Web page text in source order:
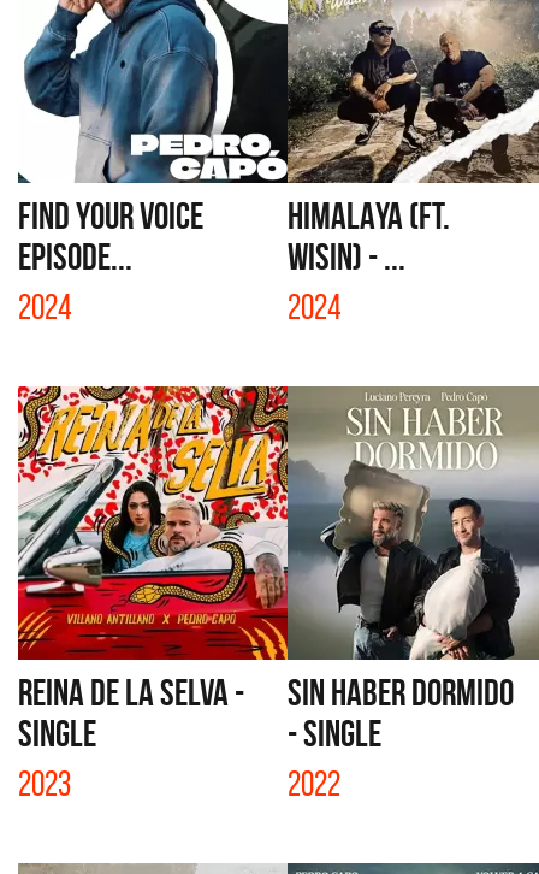
FIND YOUR VOICE
EPISODE...
2024
HIMALAYA (FT.
WISIN) - ...
2024
REINA DE LA SELVA -
SINGLE
2023
SIN HABER DORMIDO
- SINGLE
2022